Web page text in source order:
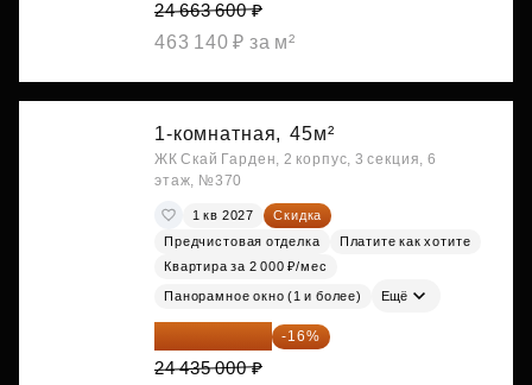
24 663 600 ₽
463 140 ₽ за м²
1-комнатная, 45м²
ЖК Скай Гарден, 2 корпус, 3 секция, 6
этаж, №370
1 кв 2027
Скидка
Предчистовая отделка
Платите как хотите
Квартира за 2 000 ₽/мес
Панорамное окно (1 и более) Ещё
20 525 400 ₽ -16%
24 435 000 ₽